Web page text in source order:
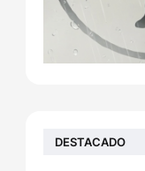
DESTACADO